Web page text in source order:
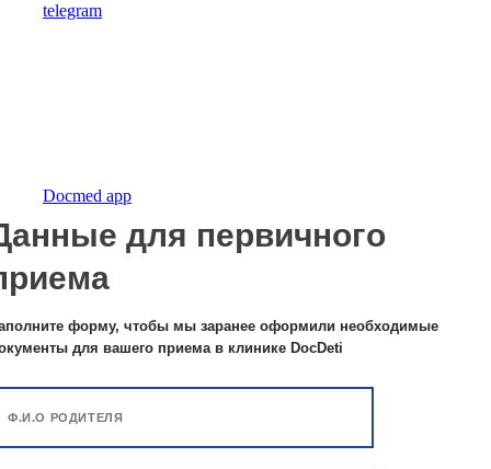
telegram
Docmed app
для первичного
форму, чтобы мы заранее оформили необходимые
для вашего приема в клинике DocDeti